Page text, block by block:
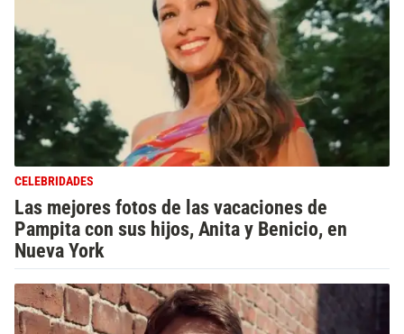
CELEBRIDADES
Las mejores fotos de las vacaciones de
Pampita con sus hijos, Anita y Benicio, en
Nueva York